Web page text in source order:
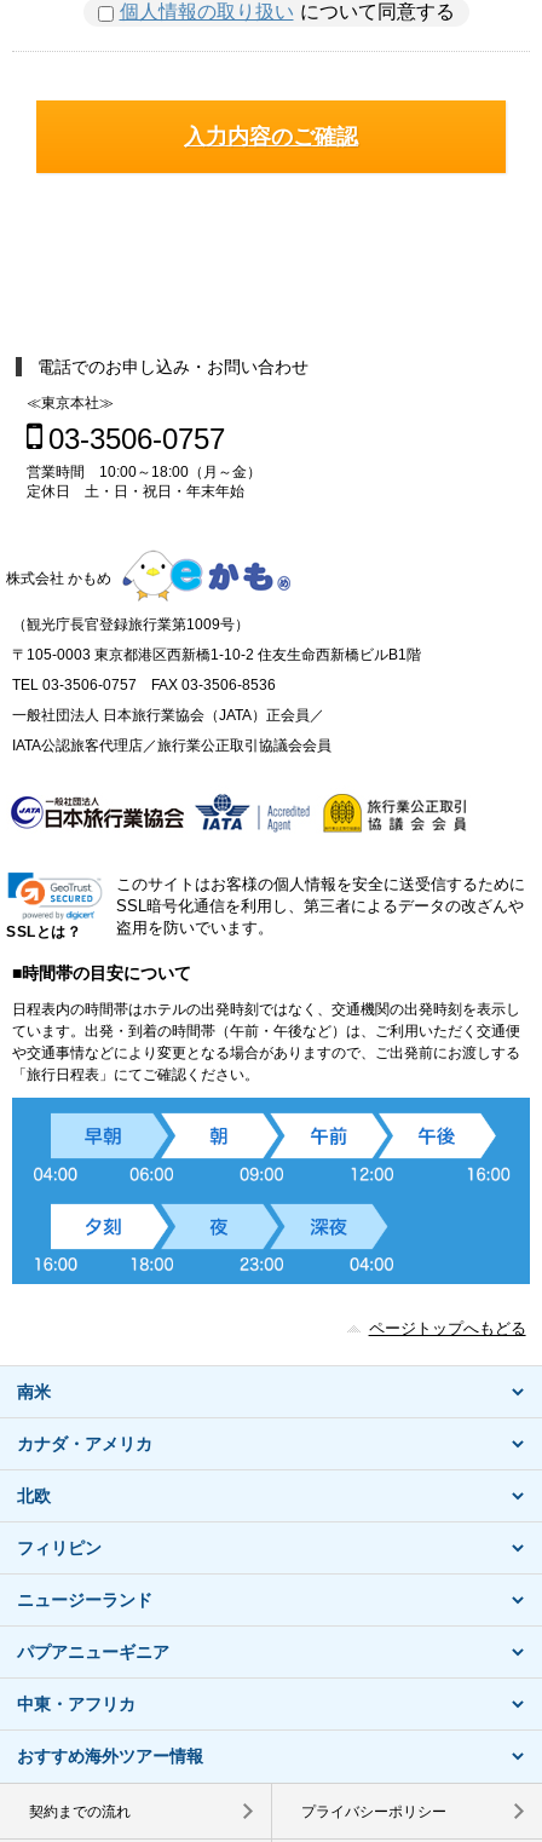
個人情報の取り扱い について同意する
電話でのお申し込み・お問い合わせ
≪東京本社≫
03-3506-0757
営業時間 10:00～18:00（月～金）
定休日 土・日・祝日・年末年始
株式会社 かもめ
（観光庁長官登録旅行業第1009号）
〒105-0003 東京都港区西新橋1-10-2 住友生命西新橋ビルB1階
TEL 03-3506-0757 FAX 03-3506-8536
一般社団法人 日本旅行業協会（JATA）正会員／
IATA公認旅客代理店／旅行業公正取引協議会会員
SSLとは？
このサイトはお客様の個人情報を安全に送受信するために
SSL暗号化通信を利用し、第三者によるデータの改ざんや
盗用を防いでいます。
■時間帯の目安について
日程表内の時間帯はホテルの出発時刻ではなく、交通機関の出発時刻を表示し
ています。出発・到着の時間帯（午前・午後など）は、ご利用いただく交通便
や交通事情などにより変更となる場合がありますので、ご出発前にお渡しする
「旅行日程表」にてご確認ください。
ページトップへもどる
南米
カナダ・アメリカ
北欧
フィリピン
ニュージーランド
パプアニューギニア
中東・アフリカ
おすすめ海外ツアー情報
契約までの流れ プライバシーポリシー